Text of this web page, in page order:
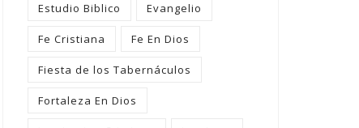
Estudio Biblico Evangelio
Fe Cristiana Fe En Dios
Fiesta de los Tabernáculos
Fortaleza En Dios